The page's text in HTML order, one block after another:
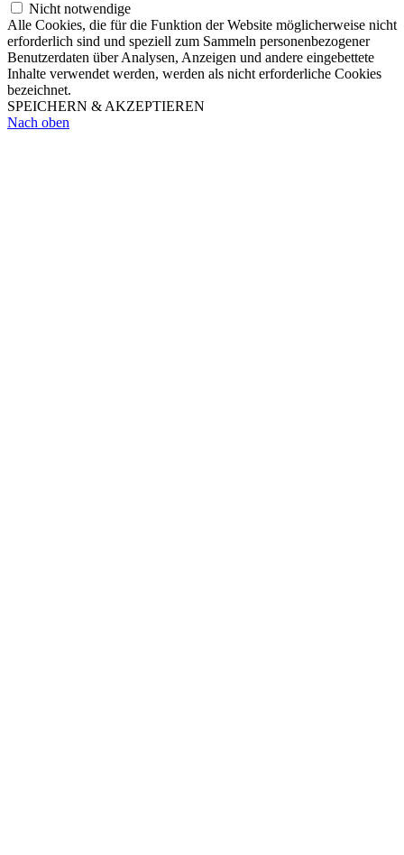
Nicht notwendige
Alle Cookies, die für die Funktion der Website möglicherweise nicht
erforderlich sind und speziell zum Sammeln personenbezogener
Benutzerdaten über Analysen, Anzeigen und andere eingebettete
Inhalte verwendet werden, werden als nicht erforderliche Cookies
bezeichnet.
SPEICHERN & AKZEPTIEREN
Nach oben